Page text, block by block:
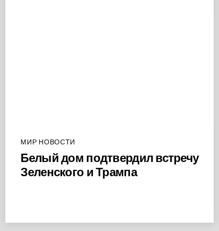
МИР НОВОСТИ
Белый дом подтвердил встречу
Зеленского и Трампа